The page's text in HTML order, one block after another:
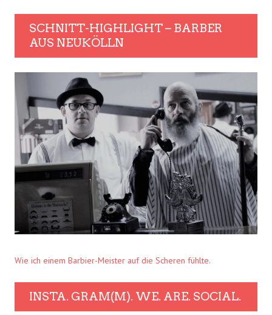
SCHNITT-HIGHLIGHT – BARBER
AUS NEUKÖLLN
Wie ich einem Barbier-Meister auf die Scheren fühlte.
INSTA. GRAM(M). WE. ARE. SOCIAL.